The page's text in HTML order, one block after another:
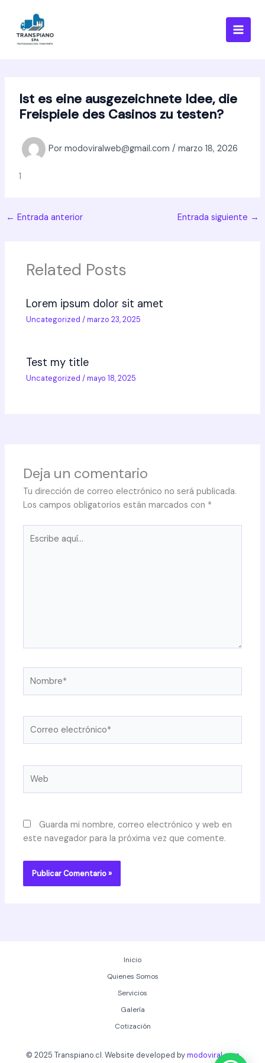
contenido
Ist es eine ausgezeichnete Idee, die
Freispiele des Casinos zu testen?
Por modoviralweb@gmail.com / marzo 18, 2026
1
← Entrada anterior Entrada siguiente →
Related Posts
Lorem ipsum dolor sit amet
Uncategorized /marzo 23, 2025
Test my title
Uncategorized /mayo 18, 2025
Deja un comentario
Tu dirección de correo electrónico no será publicada.
Los campos obligatorios están marcados con *
aquí...
electrónico*
Guarda mi nombre, correo electrónico y web en
este navegador para la próxima vez que comente.
Inicio
Quienes Somos
Servicios
Galería
Cotización
© 2025 Transpiano.cl. Website developed bymodoviral.com